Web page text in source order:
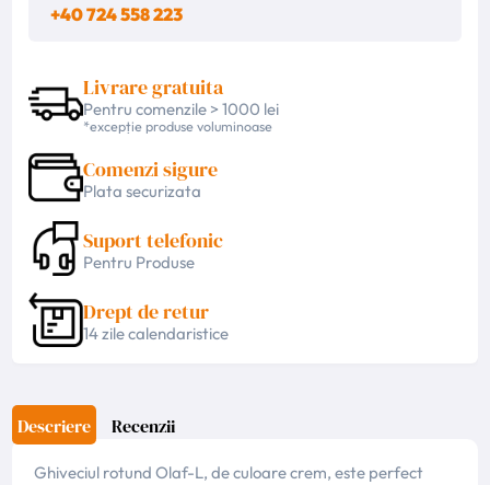
+40 724 558 223
Livrare gratuita
Pentru comenzile > 1000 lei
*excepție produse voluminoase
Comenzi sigure
Plata securizata
Suport telefonic
Pentru Produse
Drept de retur
14 zile calendaristice
Descriere Recenzii
Ghiveciul rotund Olaf-L, de culoare crem, este perfect